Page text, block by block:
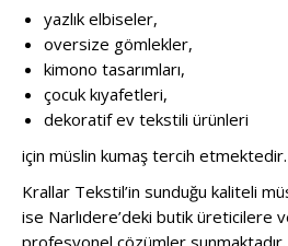
yazlık elbiseler,
oversize gömlekler,
kimono tasarımları,
çocuk kıyafetleri,
dekoratif ev tekstili ürünleri
için müslin kumaş tercih etmektedir.
Krallar Tekstil’in sunduğu kaliteli
ise Narlıdere’deki butik üreticilere
profesyonel çözümler sunmaktadır.